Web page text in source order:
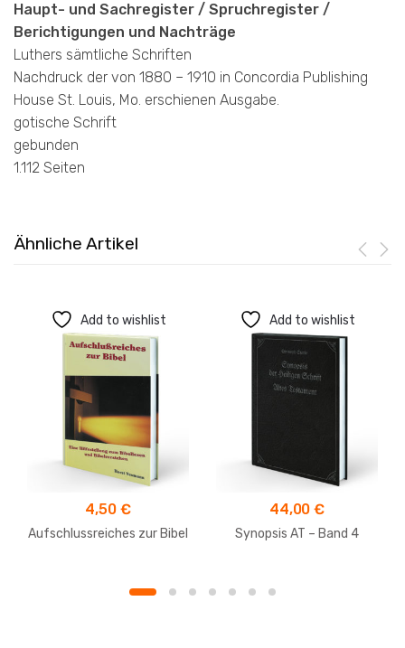
Haupt- und Sachregister / Spruchregister /
Berichtigungen und Nachträge
Luthers sämtliche Schriften
Nachdruck der von 1880 – 1910 in Concordia Publishing
House St. Louis, Mo. erschienen Ausgabe.
gotische Schrift
gebunden
1.112 Seiten
Ähnliche Artikel
Add to wishlist
4,50 €
Aufschlussreiches zur Bibel
Add to wishlist
44,00€
Synopsis AT – Band 4